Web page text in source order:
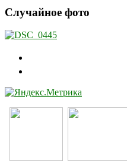
Случайное фото